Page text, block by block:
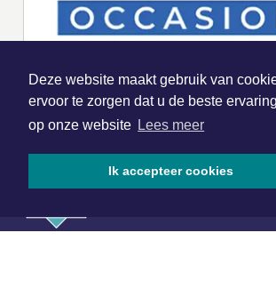
Deze website maakt gebruik van
ervoor te zorgen dat u de beste
op onze website Lees meer
Ik accepteer cookies
| Nieuws | Sport |